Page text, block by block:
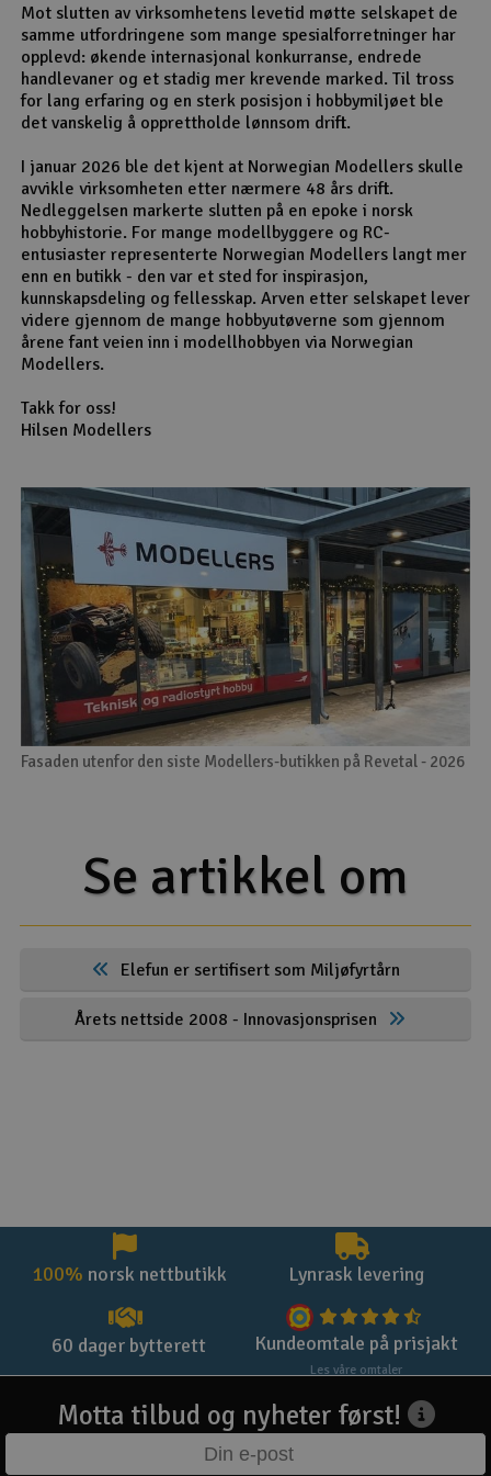
Mot slutten av virksomhetens levetid møtte selskapet de
samme utfordringene som mange spesialforretninger har
opplevd: økende internasjonal konkurranse, endrede
handlevaner og et stadig mer krevende marked. Til tross
for lang erfaring og en sterk posisjon i hobbymiljøet ble
det vanskelig å opprettholde lønnsom drift.
I januar 2026 ble det kjent at Norwegian Modellers skulle
avvikle virksomheten etter nærmere 48 års drift.
Nedleggelsen markerte slutten på en epoke i norsk
hobbyhistorie. For mange modellbyggere og RC-
entusiaster representerte Norwegian Modellers langt mer
enn en butikk - den var et sted for inspirasjon,
kunnskapsdeling og fellesskap. Arven etter selskapet lever
videre gjennom de mange hobbyutøverne som gjennom
årene fant veien inn i modellhobbyen via Norwegian
Modellers.
Takk for oss!
Hilsen Modellers
Fasaden utenfor den siste Modellers-butikken på Revetal - 2026
Se artikkel om
Elefun er sertifisert som Miljøfyrtårn
Årets nettside 2008 - Innovasjonsprisen
100% norsk nettbutikk Lynrask levering
60 dager bytterett Kundeomtale på prisjakt
Les våre omtaler
Motta tilbud og nyheter først!